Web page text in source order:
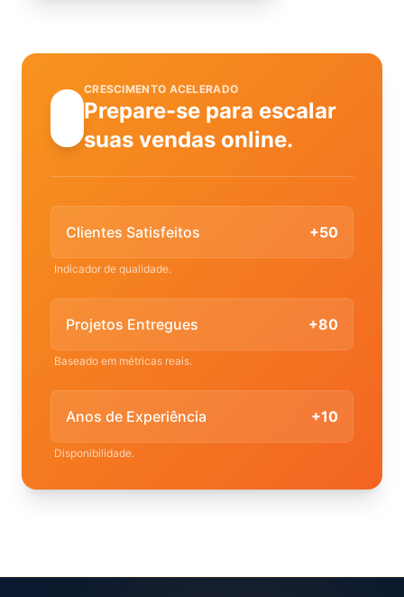
CRESCIMENTO ACELERADO
Prepare-se para escalar
suas vendas online.
Clientes Satisfeitos +50
Indicador de qualidade.
Projetos Entregues +80
Baseado em métricas reais.
Anos de Experiência +10
Disponibilidade.